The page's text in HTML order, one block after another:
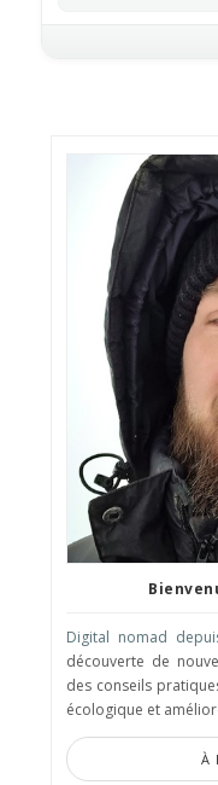
Digital nomad
découverte de
des conseils
écologique et
À